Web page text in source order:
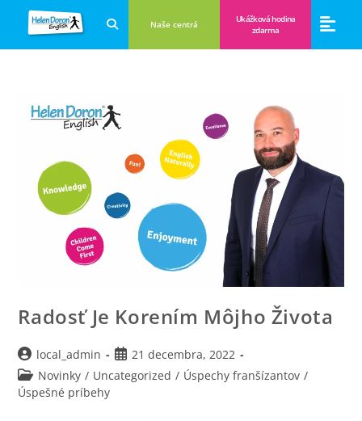
Naše centrá
Ukážková hodina
zdarma
Radosť Je Korením Môjho Života
local_admin
21 decembra, 2022
Novinky / Uncategorized / Úspechy franšízantov /
Úspešné príbehy